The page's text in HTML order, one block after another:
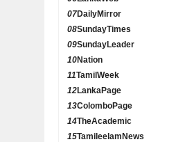
07DailyMirror
08SundayTimes
09SundayLeader
10Nation
11TamilWeek
12LankaPage
13ColomboPage
14TheAcademic
15TamileelamNews